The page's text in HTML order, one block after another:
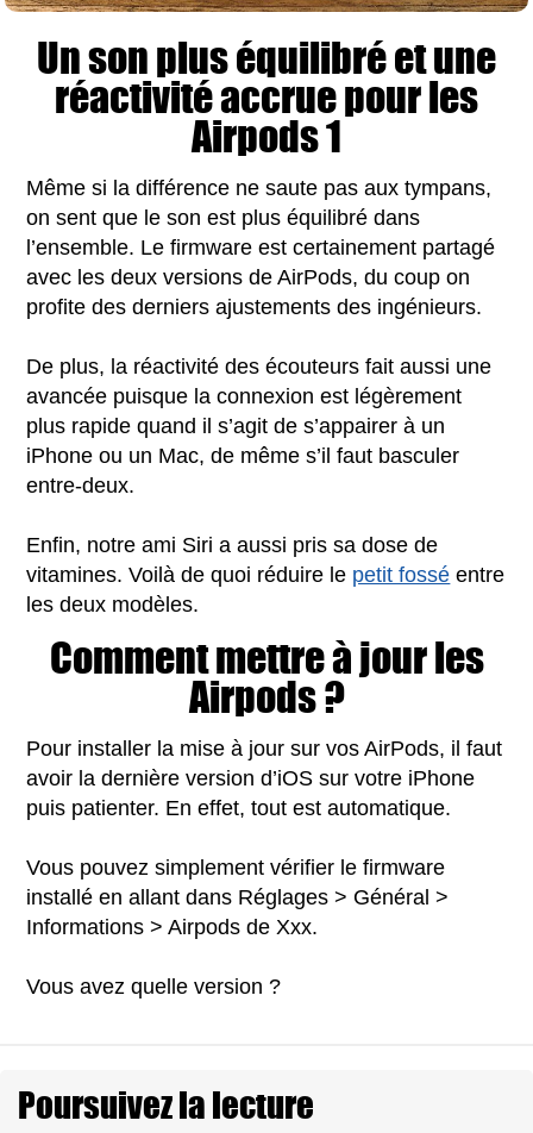
Un son plus équilibré et une
réactivité accrue pour les
Airpods 1
Même si la différence ne saute pas aux tympans,
on sent que le son est plus équilibré dans
l’ensemble. Le firmware est certainement partagé
avec les deux versions de AirPods, du coup on
profite des derniers ajustements des ingénieurs.
De plus, la réactivité des écouteurs fait aussi une
avancée puisque la connexion est légèrement
plus rapide quand il s’agit de s’appairer à un
iPhone ou un Mac, de même s’il faut basculer
entre-deux.
Enfin, notre ami Siri a aussi pris sa dose de
vitamines. Voilà de quoi réduire le petit fossé entre
les deux modèles.
Comment mettre à jour les
Airpods ?
Pour installer la mise à jour sur vos AirPods, il faut
avoir la dernière version d’iOS sur votre iPhone
puis patienter. En effet, tout est automatique.
Vous pouvez simplement vérifier le firmware
installé en allant dans Réglages > Général >
Informations > Airpods de Xxx.
Vous avez quelle version ?
Poursuivez la lecture